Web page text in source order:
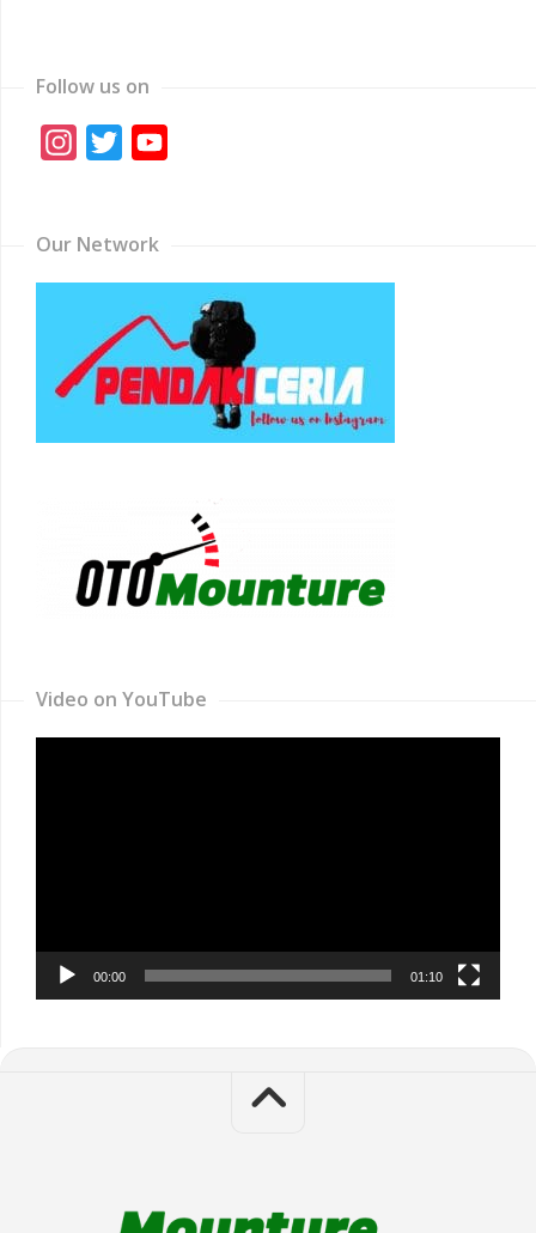
Follow us on
Instagram
Twitter
Our Network
Video on YouTube
00:00 01:10